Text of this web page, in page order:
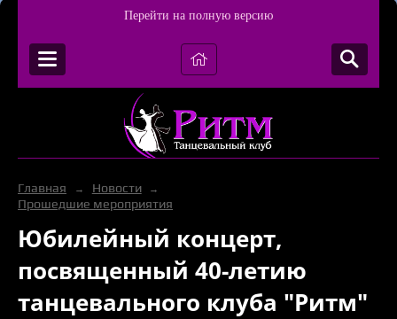
Перейти на полную версию
Главная → Новости →
Прошедшие мероприятия
Юбилейный концерт,
посвященный 40-летию
танцевального клуба "Ритм"